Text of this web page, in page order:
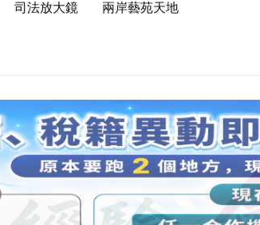
司法放大鏡 兩岸藝苑天地